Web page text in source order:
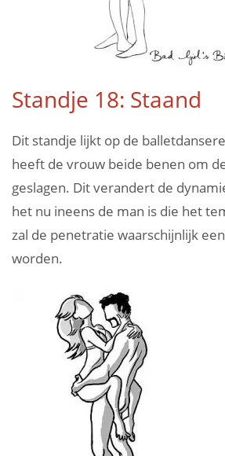
Standje 18: Staand
Dit standje lijkt op de
heeft de vrouw beide benen om
geslagen. Dit verandert de
het nu ineens de man is die het
zal de penetratie waarschijnlijk
worden.